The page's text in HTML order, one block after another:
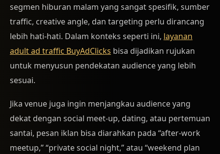
segmen hiburan malam yang sangat spesifik, sumber
traffic, creative angle, dan targeting perlu dirancang
lebih hati-hati. Dalam konteks seperti ini, layanan
adult ad traffic BuyAdClicks bisa dijadikan rujukan
untuk menyusun pendekatan audience yang lebih
sesuai.
Jika venue juga ingin menjangkau audience yang
dekat dengan social meet-up, dating, atau pertemuan
santai, pesan iklan bisa diarahkan pada “after-work
meetup,” “private social night,” atau “weekend plan